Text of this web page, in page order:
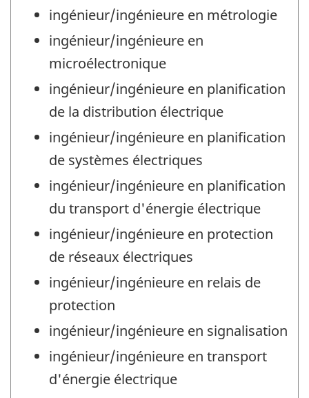
ingénieur/ingénieure en métrologie
ingénieur/ingénieure en
microélectronique
ingénieur/ingénieure en planification
de la distribution électrique
ingénieur/ingénieure en planification
de systèmes électriques
ingénieur/ingénieure en planification
du transport d'énergie électrique
ingénieur/ingénieure en protection
de réseaux électriques
ingénieur/ingénieure en relais de
protection
ingénieur/ingénieure en signalisation
ingénieur/ingénieure en transport
d'énergie électrique